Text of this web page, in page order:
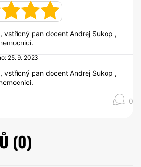
vstřícný pan docent Andrej Sukop ,
25. 9. 2023
vstřícný pan docent Andrej Sukop ,
0
(0)